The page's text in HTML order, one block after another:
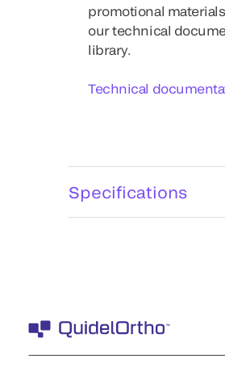
promotional
our technical
library.
Technical
Specifications